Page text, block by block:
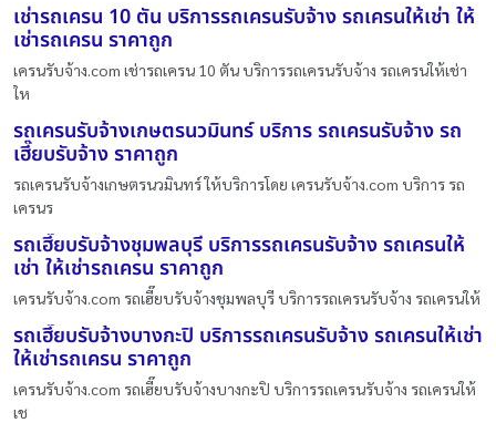
เช่ารถเครน 10 ตัน บริการรถเครนรับจ้าง รถเครนให้เช่า ให้
เช่ารถเครน ราคาถูก
เครนรับจ้าง.com เช่ารถเครน 10 ตัน บริการรถเครนรับจ้าง รถเครนให้เช่า
ให
รถเครนรับจ้างเกษตรนวมินทร์ บริการ รถเครนรับจ้าง รถ
เฮี๊ยบรับจ้าง ราคาถูก
รถเครนรับจ้างเกษตรนวมินทร์ ให้บริการโดย เครนรับจ้าง.com บริการ รถ
เครนร
รถเฮี๊ยบรับจ้างชุมพลบุรี บริการรถเครนรับจ้าง รถเครนให้
เช่า ให้เช่ารถเครน ราคาถูก
เครนรับจ้าง.com รถเฮี๊ยบรับจ้างชุมพลบุรี บริการรถเครนรับจ้าง รถเครนให้
รถเฮี๊ยบรับจ้างบางกะปิ บริการรถเครนรับจ้าง รถเครนให้เช่า
ให้เช่ารถเครน ราคาถูก
เครนรับจ้าง.com รถเฮี๊ยบรับจ้างบางกะปิ บริการรถเครนรับจ้าง รถเครนให้
เช